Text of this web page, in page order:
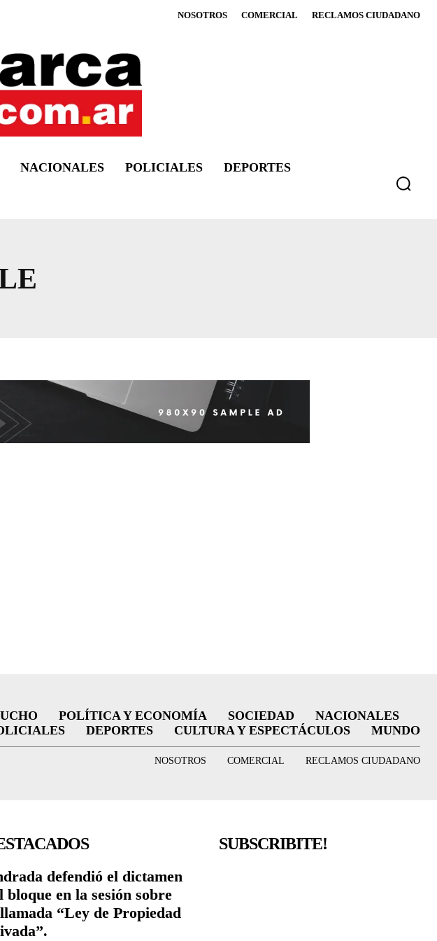
NOSOTROS COMERCIAL RECLAMOS CIUDADANO
NACIONALES POLICIALES DEPORTES
POLÍTICA Y ECONOMÍA SOCIEDAD
NACIONALES
DEPORTES CULTURA Y ESPECTÁCULOS MUNDO
NOSOTROS COMERCIAL RECLAMOS CIUDADANO
defendió el dictamen
bloque en la sesión sobre
“Ley de Propiedad
SUBSCRIBITE!